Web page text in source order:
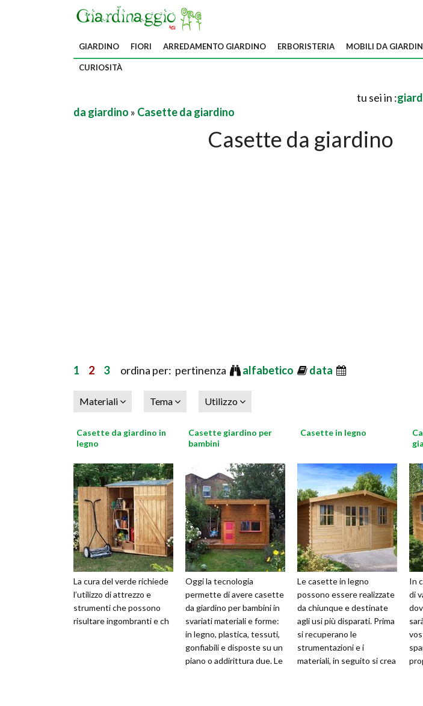
GIARDINO FIORI ARREDAMENTO GIARDINO ERBORISTERIA MOBILI DA
CURIOSITÀ
tu sei in :
da giardino » Casette da giardino
Casette da giardino
1 2 3ordina per: pertinenza alfabetico data
Materiali Tema Utilizzo
Casette da giardino in
legno
La cura del verde richiede
l’utilizzo di attrezzo e
strumenti che possono
risultare ingombranti e ch
Casette giardino per
bambini
Oggi la tecnologia
permette di avere casette
da giardino per bambini in
svariati materiali e forme:
in legno, plastica, tessuti,
gonfiabili e disposte su un
piano o addirittura due. Le
Casette in legno
Le casette in legno
possono essere realizzate
da chiunque e destinate
agli usi più disparati. Prima
si recuperano le
strumentazioni e i
materiali, in seguito si crea
In
di